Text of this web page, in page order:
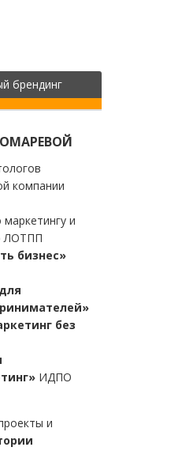
брендинг
компании
и
ЛОТПП
бизнес»
без
ИДПО
и